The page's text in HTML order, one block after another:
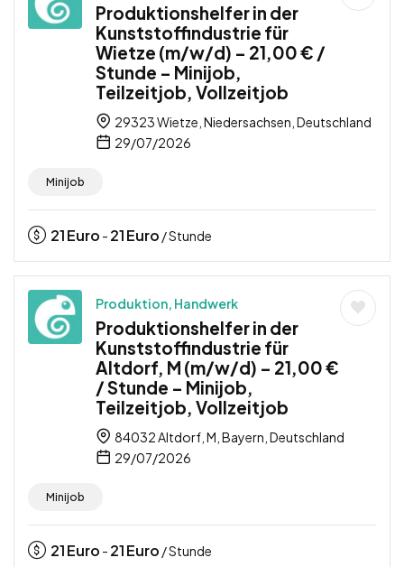
Produktionshelfer in der
Kunststoffindustrie für
Wietze (m/w/d) – 21,00 € /
Stunde – Minijob,
Teilzeitjob, Vollzeitjob
29323 Wietze, Niedersachsen, Deutschland
29/07/2026
Minijob
21Euro - 21Euro / Stunde
Produktion, Handwerk
Produktionshelfer in der
Kunststoffindustrie für
Altdorf, M (m/w/d) – 21,00 €
/ Stunde – Minijob,
Teilzeitjob, Vollzeitjob
84032 Altdorf, M, Bayern, Deutschland
29/07/2026
Minijob
21Euro - 21Euro / Stunde